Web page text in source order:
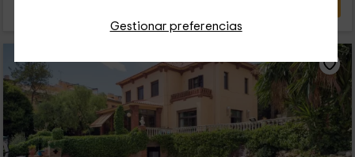
Gestionar preferencias